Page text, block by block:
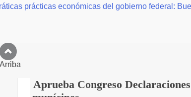
prácticas económicas del gobierno federal:
Arriba
Aprueba Congreso